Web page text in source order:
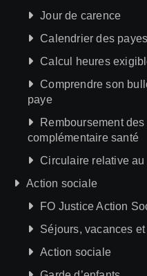
Jour de carence
Calendrier des payes
Calcul heures
Comprendre son
paye
Remboursement
complémentaire santé
Circulaire relative
Action sociale
FO Justice Action
Séjours, vacances et
Action sociale